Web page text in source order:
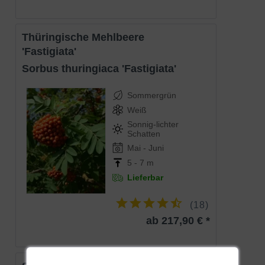
Wuchsform. Abies alba ‘Fastigiata‘ entwickelt sich straff
aufrecht mit einer säulenartigen Gestalt und einer
eleganten Blickfang macht. Die Selektion eignet sich
hervorragend für die Verschönerung von großen Gärten
oder Parkanlagen und erweist sich hier als dekorativer
Akzentsetzer. Zudem verwöhnt sie mit einem robusten,
genügsamen sowie langlebigen Charakter.
Die Weißtanne ist in der Natur Europas ein
bedeutender Nadelbaum
Die Mutterart ist in Europa heimisch und der fachkundige
Botaniker kennt sie unter dem Namen Abies alba. Sie
gehört zur Familie der Kieferngewächse und ist in
Thüringische Mehlbeere
'Fastigiata'
Sorbus thuringiaca 'Fastigiata'
Sommergrün
Weiß
Sonnig-lichter
Schatten
Mai - Juni
5 - 7 m
Lieferbar
(18)
ab 217,90 € *